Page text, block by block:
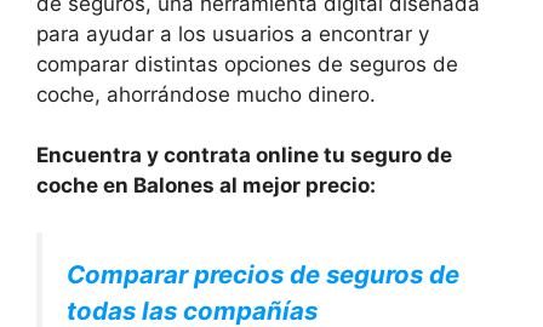
para ayudar a los usuarios a encontrar y
comparar distintas opciones de seguros de
coche, ahorrándose mucho dinero.
Encuentra y contrata online tu seguro de
coche en Balones al mejor precio:
Comparar precios de seguros de
todas las compañías